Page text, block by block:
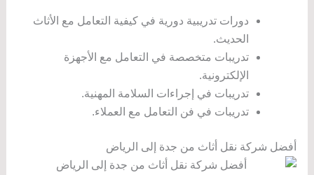
دورات تدريبية دورية في كيفية التعامل مع الأثاث
الحديث.
تدريبات متخصصة في التعامل مع الأجهزة
الإلكترونية.
تدريبات في إجراءات السلامة المهنية.
تدريبات في فن التعامل مع العملاء.
أفضل شركة نقل أثاث من جدة إلى الرياض